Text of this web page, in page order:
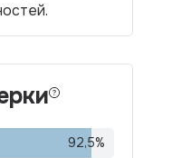
92,5%